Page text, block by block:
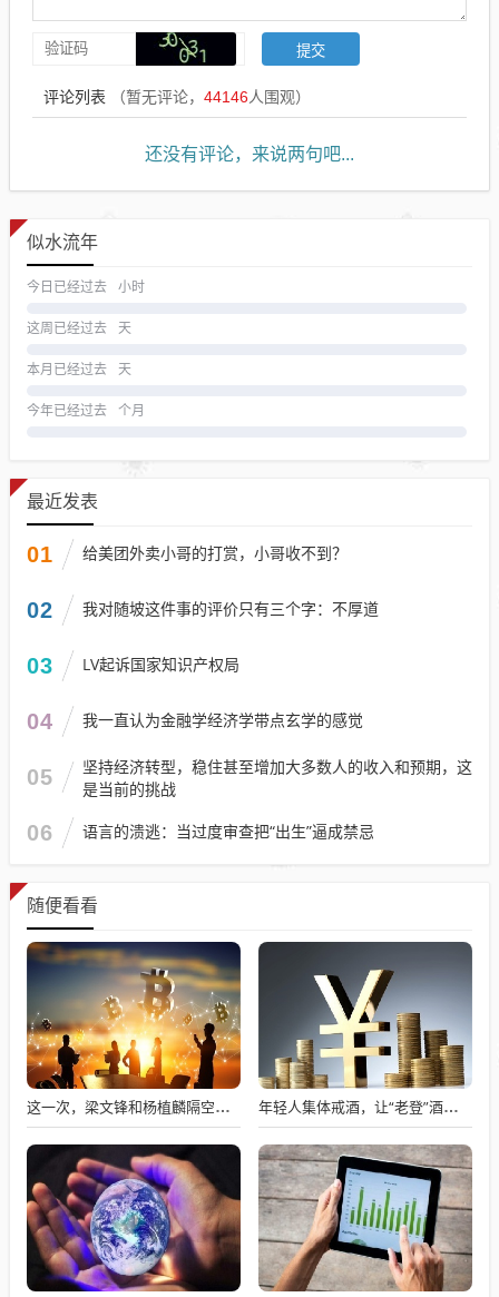
评论列表 （暂无评论， 44146人围观）
还没有评论，来说两句吧...
似水流年
今日已经过去 小时
这周已经过去 天
本月已经过去 天
今年已经过去 个月
最近发表
01 给美团外卖小哥的打赏，小哥收不到？
02 我对随坡这件事的评价只有三个字：不厚道
03 LV起诉国家知识产权局
04 我一直认为金融学经济学带点玄学的感觉
05
坚持经济转型，稳住甚至增加大多数人的收入和预期，这
是当前的挑战
06 语言的溃逃：当过度审查把“出生”逼成禁忌
随便看看
这一次，梁文锋和杨植麟隔空握手 年轻人集体戒酒，让“老登”酒企的天快塌了